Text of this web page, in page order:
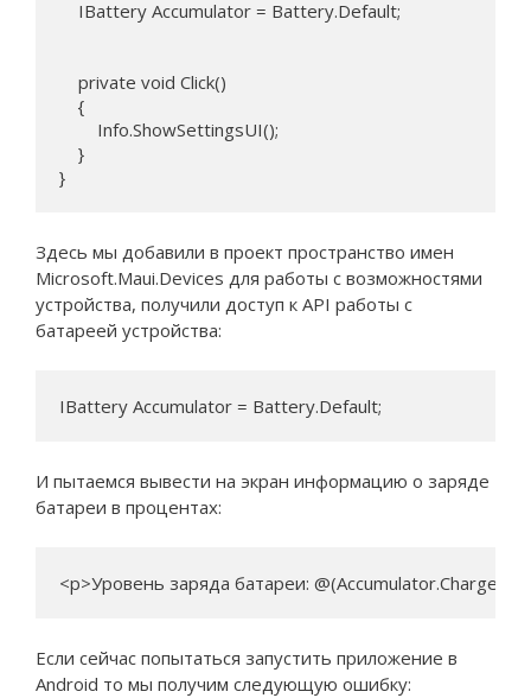
    IBattery Accumulator = Battery.Default;
    private void Click()
    {
        Info.ShowSettingsUI();
    }
}
Здесь мы добавили в проект пространство имен
Microsoft.Maui.Devices для работы с возможностями
устройства, получили доступ к API работы с
батареей устройства:
IBattery Accumulator = Battery.Default;
И пытаемся вывести на экран информацию о заряде
батареи в процентах:
<p>Уровень заряда батареи:
Если сейчас попытаться запустить приложение в
Android то мы получим следующую ошибку: